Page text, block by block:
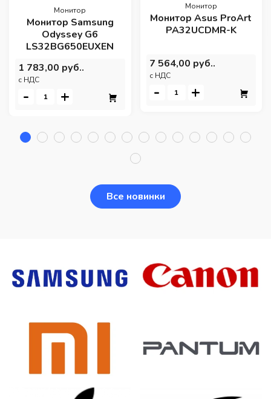
Монитор
Монитор Samsung
Odyssey G6
LS32BG650EUXEN
1 783,00 руб..
c НДС
- +
Монитор
Монитор Asus ProArt
PA32UCDMR-K
7 564,00 руб..
c НДС
- +
Все новинки